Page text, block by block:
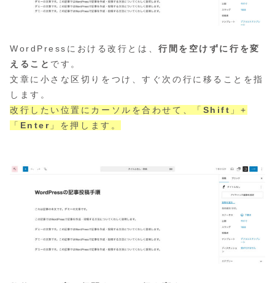
WordPressにおける改行とは、行間を空けずに行を変
えること です。
文章に小さな区切りをつけ、すぐ次の行に移ることを指
します。
改行したい位置にカーソルを合わせて、「 Shift 」+
「 Enter 」を押します。